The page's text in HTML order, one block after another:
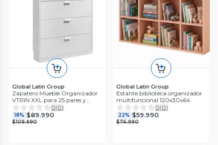
Global Latin Group
Zapatero Mueble Organizador
VTRIN XXL para 25 pares y
tallas hasta 450(0)
18% $89.990
$109.990
Global Latin Group
Estante biblioteca organizador
multifuncional 120x30x64
0(0)
22% $59.990
$76.990